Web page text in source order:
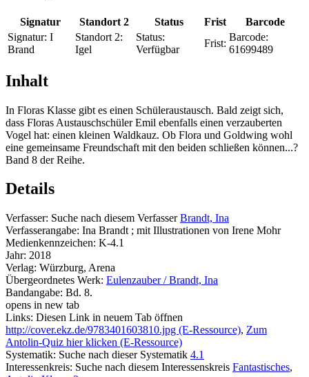
Signatur Standort 2 Status Frist
Barcode
Signatur: I
Brand
Standort 2:
Igel
Status:
Verfügbar
Frist:
Barcode:
61699489
Inhalt
In Floras Klasse gibt es einen Schüleraustausch. Bald zeigt sich,
dass Floras Austauschschüler Emil ebenfalls einen verzauberten
Vogel hat: einen kleinen Waldkauz. Ob Flora und Goldwing wohl
eine gemeinsame Freundschaft mit den beiden schließen können...?
Band 8 der Reihe.
Details
Verfasser: Suche nach diesem Verfasser Brandt, Ina
Verfasserangabe: Ina Brandt ; mit Illustrationen von Irene Mohr
Medienkennzeichen: K-4.1
Jahr: 2018
Verlag: Würzburg, Arena
Übergeordnetes Werk: Eulenzauber / Brandt, Ina
Bandangabe: Bd. 8.
opens in new tab
Links: Diesen Link in neuem Tab öffnen
http://cover.ekz.de/9783401603810.jpg (E-Ressource), Zum
Antolin-Quiz hier klicken (E-Ressource)
Systematik: Suche nach dieser Systematik 4.1
Interessenkreis: Suche nach diesem Interessenskreis Fantastisches,